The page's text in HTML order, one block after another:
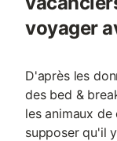
voyager
D'après les
des bed &
les animaux
supposer qu'il